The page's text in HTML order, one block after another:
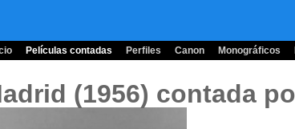
Películas contadas Perfiles Canon Monográficos
(1956) contada